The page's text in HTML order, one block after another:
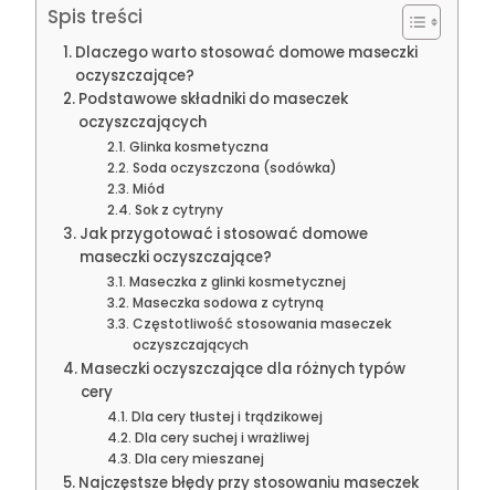
Spis treści
Dlaczego warto stosować domowe maseczki
oczyszczające?
Podstawowe składniki do maseczek
oczyszczających
Glinka kosmetyczna
Soda oczyszczona (sodówka)
Miód
Sok z cytryny
Jak przygotować i stosować domowe
maseczki oczyszczające?
Maseczka z glinki kosmetycznej
Maseczka sodowa z cytryną
Częstotliwość stosowania maseczek
oczyszczających
Maseczki oczyszczające dla różnych typów
cery
Dla cery tłustej i trądzikowej
Dla cery suchej i wrażliwej
Dla cery mieszanej
Najczęstsze błędy przy stosowaniu maseczek